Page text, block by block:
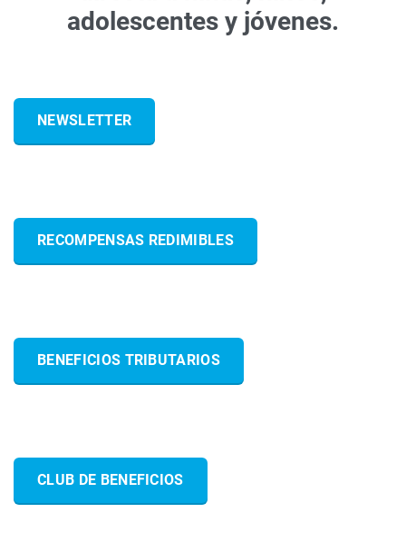
adolescentes y jóvenes.
NEWSLETTER
RECOMPENSAS REDIMIBLES
BENEFICIOS TRIBUTARIOS
CLUB DE BENEFICIOS